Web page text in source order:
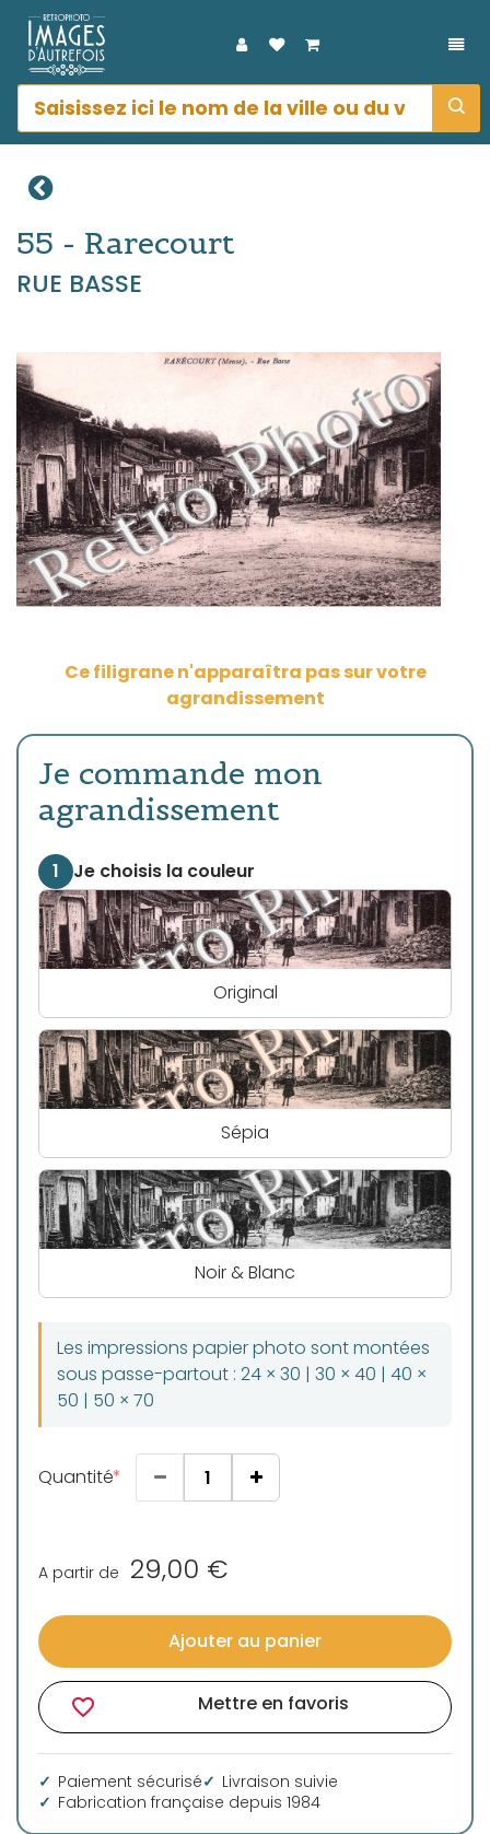
55 - Rarecourt
RUE BASSE
Ce filigrane n'apparaîtra pas sur votre
agrandissement
Je commande mon
agrandissement
1 Je choisis la couleur
Original
Sépia
Noir & Blanc
Les impressions papier photo sont montées
sous passe-partout : 24 × 30 | 30 × 40 | 40 ×
50 | 50 × 70
Quantité
A partir de 29,00 €
Ajouter au panier
favorite_border Mettre en favoris
Paiement sécurisé
Livraison suivie
Fabrication française depuis 1984